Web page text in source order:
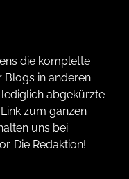
die komplette
Blogs in anderen
abgekürzte
zum ganzen
uns bei
Die Redaktion!